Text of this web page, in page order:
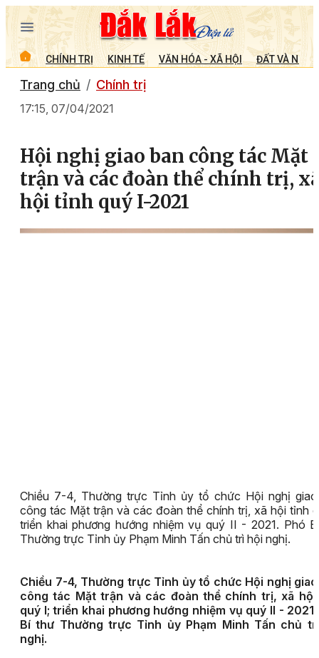
CHÍNH TRỊ KINH TẾ VĂN HÓA - XÃ HỘI ĐẤT VÀ
Trang chủ Chính trị
17:15, 07/04/2021
Hội nghị giao ban công tác Mặt
trận và các đoàn thể chính trị,
hội tỉnh quý I-2021
Chiều 7-4, Thường trực Tỉnh ủy tổ chức Hội nghị
công tác Mặt trận và các đoàn thể chính trị, xã hội tỉnh
triển khai phương hướng nhiệm vụ quý II - 2021. Phó
Thường trực Tỉnh ủy Phạm Minh Tấn chủ trì hội nghị.
Chiều 7-4, Thường trực Tỉnh ủy tổ chức Hội nghị
công tác Mặt trận và các đoàn thể chính trị, xã
quý I; triển khai phương hướng nhiệm vụ quý II -
Bí thư Thường trực Tỉnh ủy Phạm Minh Tấn chủ
nghị.